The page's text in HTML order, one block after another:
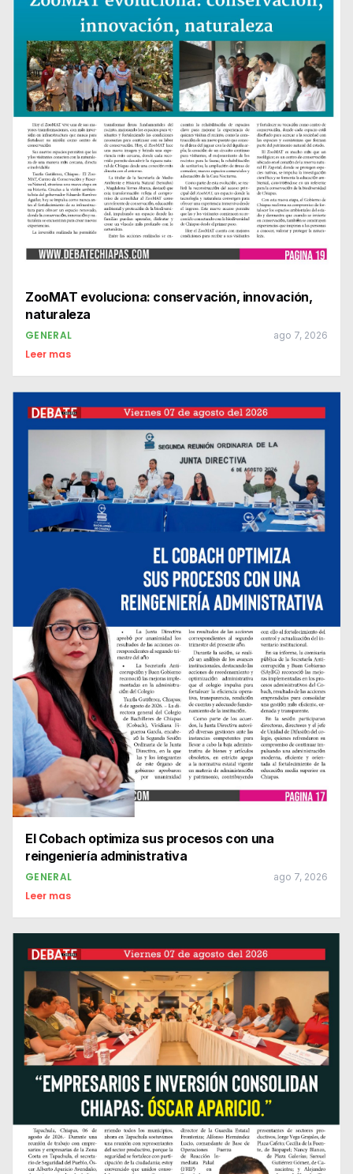
ZooMAT evoluciona: conservación, innovación,
naturaleza
GENERAL ago 7, 2026
Leer mas
El Cobach optimiza sus procesos con una
reingeniería administrativa
GENERAL ago 7, 2026
Leer mas